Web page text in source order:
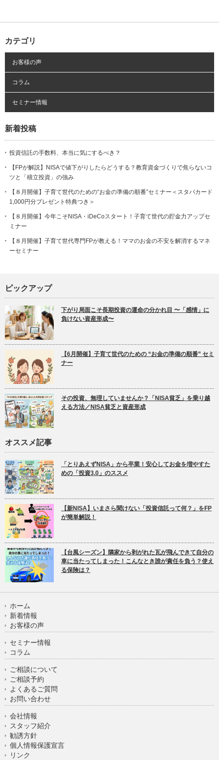
カテゴリ
お客様の声
コラム
セミナー情報
新着投稿
投資信託の手数料、本当に気にするべき？
【FPが解説】NISAで値下がりしたらどうする？教育資金づくりで焦らないコ
ツと「積立投資」の強み
【８月開催】子育て世代のための“お金の準備の順番”セミナー＜スタバカード
1,000円分プレゼント特典つき＞
【８月開催】今年こそNISA・iDeCoスタート！子育て世代の貯金力アップセ
ミナー
【８月開催】子育て世代専門FPが教える！ママのお金の不安を解消するマネ
ーセミナー
ピックアップ
下がり局面こそ長期投資の運命の分かれ目 〜「感情」に
負けない資産形成〜
【6月開催】子育て世代のための “お金の準備の順番” セミ
ナー
その投資、無理していませんか？「NISA貧乏」を乗り越
える方法／NISA貧乏と資産形成
オススメ記事
「とりあえずNISA」から卒業！安心してお金を増やすた
めの「投資3.0」のススメ
【新NISA】いまさら聞けない「投資信託って何？」をFP
が簡単解説！
【台風シーズン】隣家から剥がれた瓦が飛んできて自分の
車に当たってしまった！こんなとき誰が責任を負う？使え
る保険は？
ホーム
新着情報
お客様の声
セミナー情報
コラム
ご相談について
ご相談予約
よくあるご質問
お問い合わせ
会社情報
スタッフ紹介
勧誘方針
個人情報保護宣言
リンク